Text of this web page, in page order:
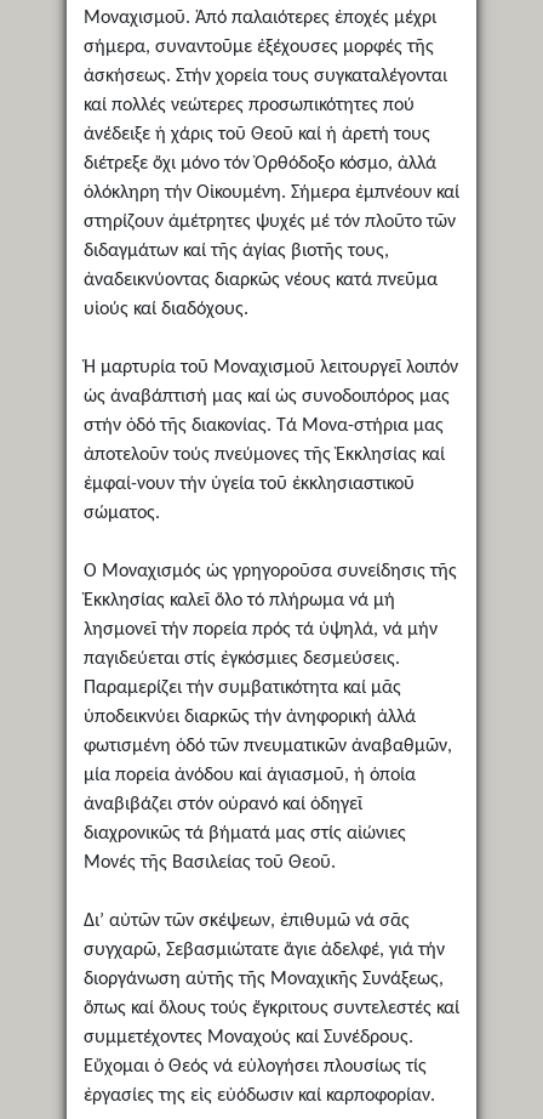
Μοναχισμοῦ. Ἀπό παλαιότερες ἐποχές μέχρι
σήμερα, συναντοῦμε ἐξέχουσες μορφές τῆς
ἀσκήσεως. Στήν χορεία τους συγκαταλέγονται
καί πολλές νεώτερες προσωπικότητες πού
ἀνέδειξε ἡ χάρις τοῦ Θεοῦ καί ἡ ἀρετή τους
διέτρεξε ὄχι μόνο τόν Ὀρθόδοξο κόσμο, ἀλλά
ὁλόκληρη τήν Οἰκουμένη. Σήμερα ἐμπνέουν καί
στηρίζουν ἀμέτρητες ψυχές μέ τόν πλοῦτο τῶν
διδαγμάτων καί τῆς ἁγίας βιοτῆς τους,
ἀναδεικνύοντας διαρκῶς νέους κατά πνεῦμα
υἱούς καί διαδόχους.
Ἡ μαρτυρία τοῦ Μοναχισμοῦ λειτουργεῖ λοιπόν
ὡς ἀναβάπτισή μας καί ὡς συνοδοιπόρος μας
στήν ὁδό τῆς διακονίας. Τά Μονα-στήρια μας
ἀποτελοῦν τούς πνεύμονες τῆς Ἐκκλησίας καί
ἐμφαί-νουν τήν ὑγεία τοῦ ἐκκλησιαστικοῦ
σώματος.
Ὁ Μοναχισμός ὡς γρηγοροῦσα συνείδησις τῆς
Ἐκκλησίας καλεῖ ὅλο τό πλήρωμα νά μή
λησμονεῖ τήν πορεία πρός τά ὑψηλά, νά μήν
παγιδεύεται στίς ἐγκόσμιες δεσμεύσεις.
Παραμερίζει τήν συμβατικότητα καί μᾶς
ὑποδεικνύει διαρκῶς τήν ἀνηφορική ἀλλά
φωτισμένη ὁδό τῶν πνευματικῶν ἀναβαθμῶν,
μία πορεία ἀνόδου καί ἁγιασμοῦ, ἡ ὁποία
ἀναβιβάζει στόν οὐρανό καί ὁδηγεῖ
διαχρονικῶς τά βήματά μας στίς αἰώνιες
Μονές τῆς Βασιλείας τοῦ Θεοῦ.
Δι’ αὐτῶν τῶν σκέψεων, ἐπιθυμῶ νά σᾶς
συγχαρῶ, Σεβασμιώτατε ἅγιε ἀδελφέ, γιά τήν
διοργάνωση αὐτῆς τῆς Μοναχικῆς Συνάξεως,
ὅπως καί ὅλους τούς ἔγκριτους συντελεστές καί
συμμετέχοντες Μοναχούς καί Συνέδρους.
Εὔχομαι ὁ Θεός νά εὐλογήσει πλουσίως τίς
ἐργασίες της εἰς εὐόδωσιν καί καρποφορίαν.